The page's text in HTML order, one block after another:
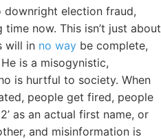
election fraud,
now. This isn’t just about
will in no way be complete,
is a misogynistic,
is hurtful to society. When
people get fired, people
as an actual first name, or
and misinformation is